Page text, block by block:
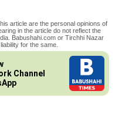
article are the personal opinions of
in the article do not reflect the
Babushahi.com or Tirchhi Nazar
for the same.
Channel